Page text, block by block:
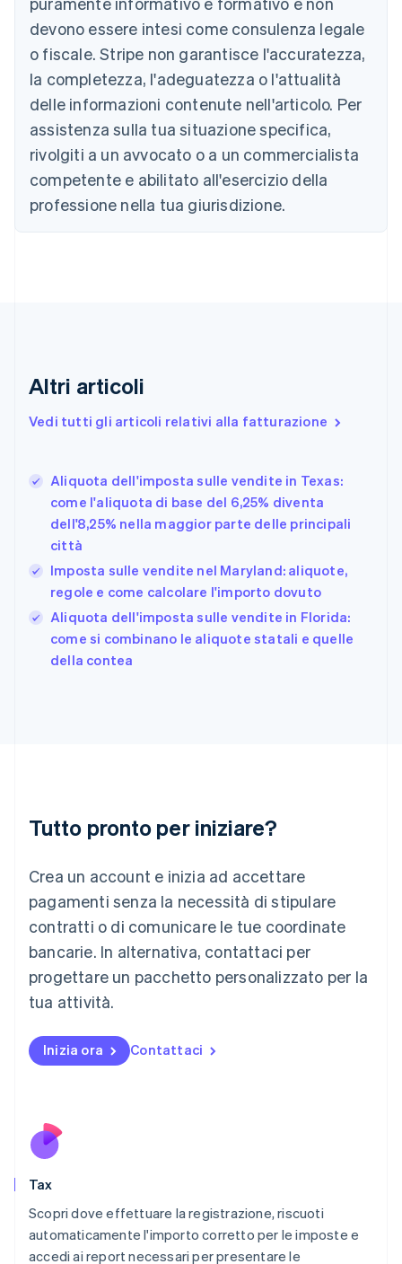
devono essere intesi come consulenza legale
o fiscale. Stripe non garantisce l'accuratezza,
la completezza, l'adeguatezza o l'attualità
delle informazioni contenute nell'articolo. Per
assistenza sulla tua situazione specifica,
rivolgiti a un avvocato o a un commercialista
competente e abilitato all'esercizio della
professione nella tua giurisdizione.
Altri articoli
Vedi tutti gli articoli relativi alla fatturazione
Aliquota dell'imposta sulle vendite in Texas:
come l'aliquota di base del 6,25% diventa
dell'8,25% nella maggior parte delle principali
città
Imposta sulle vendite nel Maryland: aliquote,
regole e come calcolare l'importo dovuto
Aliquota dell'imposta sulle vendite in Florida:
come si combinano le aliquote statali e quelle
della contea
Tutto pronto per iniziare?
Crea un account e inizia ad accettare
pagamenti senza la necessità di stipulare
contratti o di comunicare le tue coordinate
bancarie. In alternativa, contattaci per
progettare un pacchetto personalizzato per la
tua attività.
Inizia ora Contattaci
Tax
Scopri dove effettuare la registrazione, riscuoti
automaticamente l'importo corretto per le imposte e
accedi ai report necessari per presentare le
Australia
English
Austria
Belgio
NederlandsFrançaisDeutschEnglish
Brasile
Português English
Bulgaria
Danimarca
Emirati Arabi Uniti
English
Finlandia
EnglishSvenska
Francia
Germania
DeutschEnglish
Giappone
日本語
Gibilterra
English
Lettonia
English
DeutschEnglish
Lituania
Français DeutschEnglish
Malaysia
English 简体中文
Malta
Messico
EspañolEnglish
English
Paesi Bassi
English
Portogallo